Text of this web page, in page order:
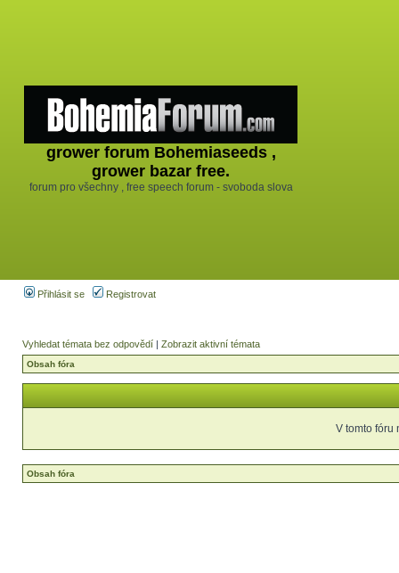
grower forum Bohemiaseeds ,
grower bazar free.
forum pro všechny , free speech forum - svoboda slova
Přihlásit se Registrovat
Vyhledat témata bez odpovědí | Zobrazit aktivní témata
Obsah fóra
V tomto fóru
Obsah fóra